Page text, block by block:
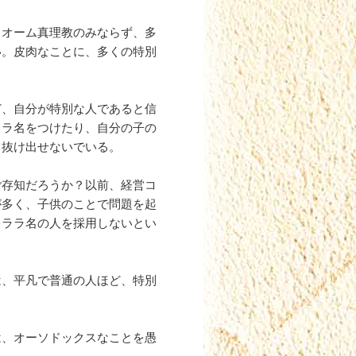
ーム真理教のみならず、多
皮肉なことに、多くの特別
自分が特別な人であると信
名をつけたり、自分の子の
け出せないでいる。
知だろうか？以前、経営コ
く、子供のことで問題を起
ラ名の人を採用しないとい
平凡で普通の人ほど、特別
オーソドックスなことを愚